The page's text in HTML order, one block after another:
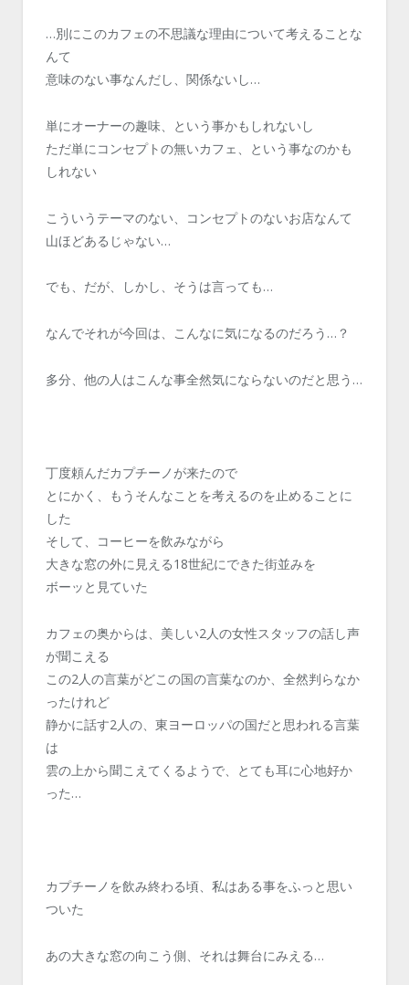
…別にこのカフェの不思議な理由について考えることな
んて
意味のない事なんだし、関係ないし…
単にオーナーの趣味、という事かもしれないし
ただ単にコンセプトの無いカフェ、という事なのかも
しれない
こういうテーマのない、コンセプトのないお店なんて
山ほどあるじゃない…
でも、だが、しかし、そうは言っても…
なんでそれが今回は、こんなに気になるのだろう…？
多分、他の人はこんな事全然気にならないのだと思う…
丁度頼んだカプチーノが来たので
とにかく、もうそんなことを考えるのを止めることに
した
そして、コーヒーを飲みながら
大きな窓の外に見える18世紀にできた街並みを
ボーッと見ていた
カフェの奥からは、美しい2人の女性スタッフの話し声
が聞こえる
この2人の言葉がどこの国の言葉なのか、全然判らなか
ったけれど
静かに話す2人の、東ヨーロッパの国だと思われる言葉
は
雲の上から聞こえてくるようで、とても耳に心地好か
った…
カプチーノを飲み終わる頃、私はある事をふっと思い
ついた
あの大きな窓の向こう側、それは舞台にみえる…